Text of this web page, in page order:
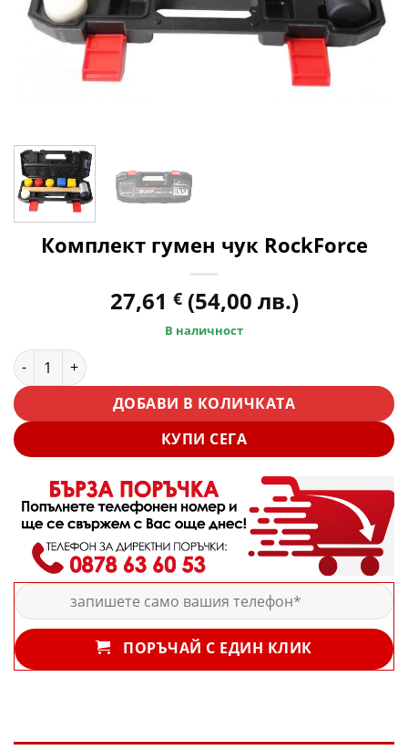
Комплект гумен чук RockForce
27,61 € (54,00 лв.)
В наличност
количество за Комплект гумен чук RockForce
ДОБАВИ В КОЛИЧКАТА
КУПИ СЕГА
ПОРЪЧАЙ С ЕДИН КЛИК